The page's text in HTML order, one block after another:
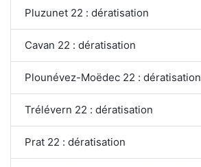
Pluzunet 22 : dératisation
Cavan 22 : dératisation
Plounévez-Moëdec 22 : dératisation
Trélévern 22 : dératisation
Prat 22 : dératisation